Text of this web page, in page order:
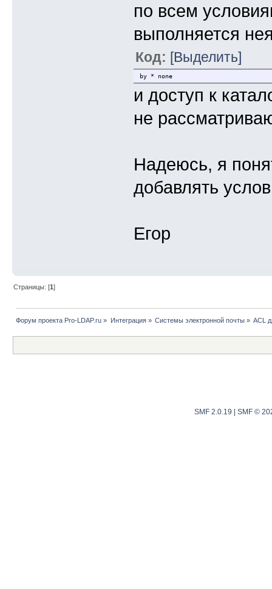
по всем
выполняется
Код: [Выделить]
by * none
и доступ к
не
Надеюсь, я
добавлять
Егор
Страницы: [1]
Форум проекта Pro-LDAP.ru » Интеграция» Системы электронной почты» ACL
SMF 2.0.19 SMF ©